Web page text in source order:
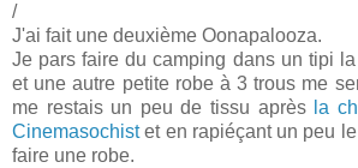
/
J'ai fait une deuxième Oonapalooza.
Je pars faire du camping dans un tipi
et une autre petite robe à 3 trous me
me restais un peu de tissu après la
Cinemasochistet en rapiéçant un peu
faire une robe.